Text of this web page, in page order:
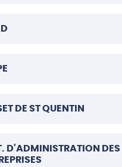
DE ST QUENTIN
D'ADMINISTRATION DES